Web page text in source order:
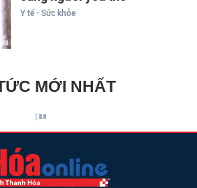
Y tế - Sức khỏe
MỚI NHẤT